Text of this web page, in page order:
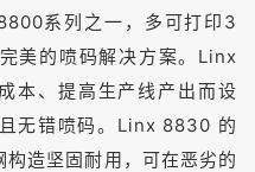
系列之一，多可打印3
美的喷码解决方案。Linx
本、提高生产线产出而设
无错喷码。Linx 8830 的
造坚固耐用，可在恶劣的